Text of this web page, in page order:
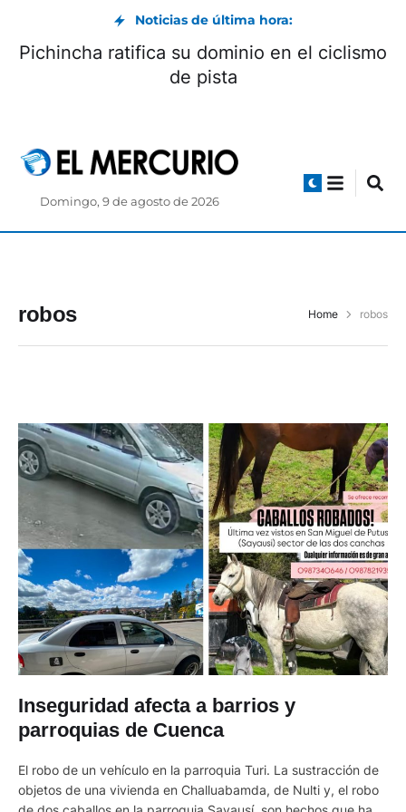
Noticias de última hora:
Pichincha ratifica su dominio en el ciclismo
de pista
Domingo, 9 de agosto de 2026
robos Home robos
Inseguridad afecta a barrios y
parroquias de Cuenca
El robo de un vehículo en la parroquia Turi. La sustracción de
objetos de una vivienda en Challuabamda, de Nulti y, el robo